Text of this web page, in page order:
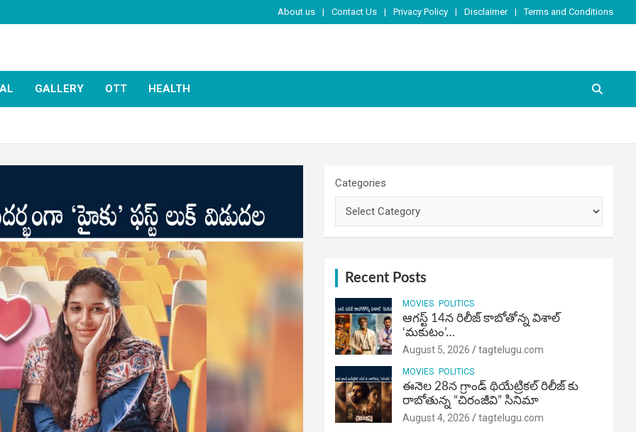
About us Contact Us Privacy Policy Disclaimer Terms and Conditions
GALLERY OTT HEALTH
Categories
Recent Posts
MOVIES POLITICS
ఆగస్ట్ 14న రిలీజ్ కాబోతోన్న విశాల్
‘మకుటం’…
August 5, 2026 tagtelugu.com
MOVIES POLITICS
ఈనెల 28న గ్రాండ్ థియేట్రికల్ రిలీజ్ కు
రాబోతున్న “చిరంజీవి” సినిమా
August 4, 2026 tagtelugu.com